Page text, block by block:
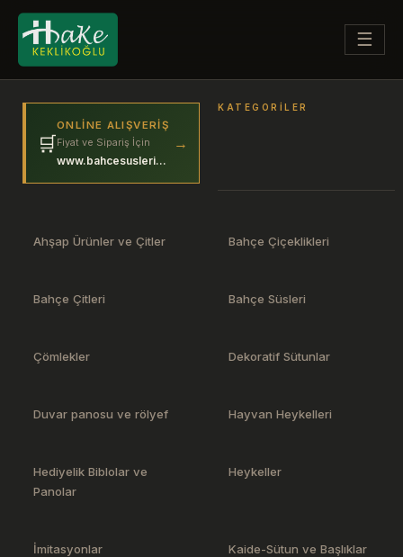
☰
🛒
ONLINE ALIŞVERIŞ
Fiyat ve Sipariş İçin
www.bahcesuslerim.com
→
KATEGORILER
Ahşap Ürünler ve Çitler Bahçe Çiçeklikleri
Bahçe Çitleri Bahçe Süsleri
Çömlekler Dekoratif Sütunlar
Duvar panosu ve rölyef Hayvan Heykelleri
Hediyelik Biblolar ve
Panolar
Heykeller
İmitasyonlar Kaide-Sütun ve Başlıklar